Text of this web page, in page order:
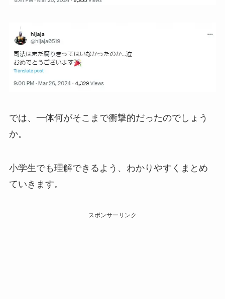
では、一体何がそこまで衝撃的だったのでしょう
か。
小学生でも理解できるよう、わかりやすくまとめ
ていきます。
スポンサーリンク